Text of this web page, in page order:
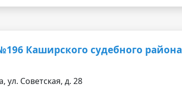
Каширского судебного района
ул. Советская, д. 28